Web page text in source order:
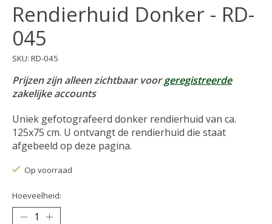
Rendierhuid Donker - RD-
045
SKU: RD-045
Prijzen zijn alleen zichtbaar voorgeregistreerde
zakelijke accounts
Uniek gefotografeerd donker rendierhuid van ca.
125x75 cm. U ontvangt de rendierhuid die staat
afgebeeld op deze pagina.
Op voorraad
Hoeveelheid: